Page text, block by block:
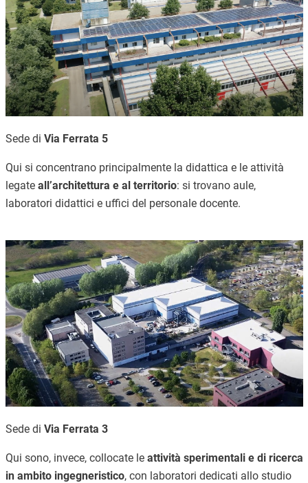
Sede di Via Ferrata 5
Qui si concentrano principalmente la didattica e le attività
legate all’architettura e al territorio: si trovano aule,
laboratori didattici e uffici del personale docente.
Immagine
Sede di Via Ferrata 3
Qui sono, invece, collocate le attività sperimentali e di ricerca
in ambito ingegneristico, con laboratori dedicati allo studio